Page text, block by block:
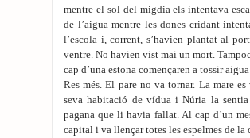
mentre el sol del migdia els intentava
de l’aigua mentre les dones cridant
l’escola i, corrent, s’havien plantat al
ventre. No havien vist mai un mort.
cap d’una estona començaren a tossir
Res més. El pare no va tornar. La mare
seva habitació de vídua i Núria la
pagana que li havia fallat. Al cap d’un
capital i va llençar totes les espelmes de la